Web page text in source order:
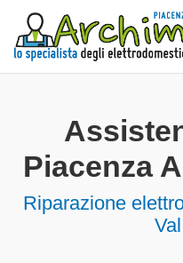
Piacenza
Riparazione